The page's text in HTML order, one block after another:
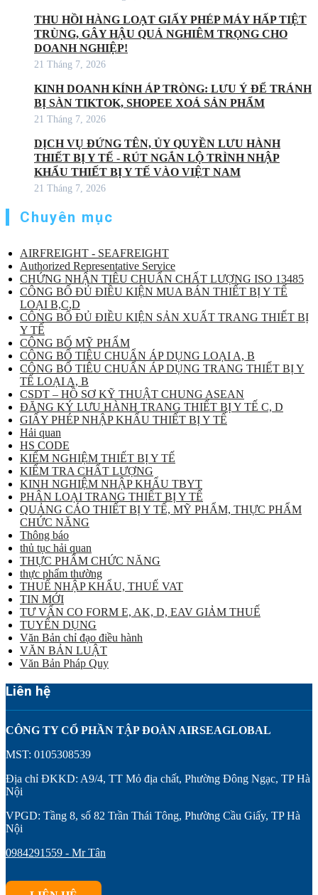
THU HỒI HÀNG LOẠT GIẤY PHÉP MÁY HẤP TIỆT
TRÙNG, GÂY HẬU QUẢ NGHIÊM TRỌNG CHO
DOANH NGHIỆP!
21 Tháng 7, 2026
KINH DOANH KÍNH ÁP TRÒNG: LƯU Ý ĐỂ TRÁNH
BỊ SÀN TIKTOK, SHOPEE XOÁ SẢN PHẨM
21 Tháng 7, 2026
DỊCH VỤ ĐỨNG TÊN, ỦY QUYỀN LƯU HÀNH
THIẾT BỊ Y TẾ - RÚT NGẮN LỘ TRÌNH NHẬP
KHẨU THIẾT BỊ Y TẾ VÀO VIỆT NAM
21 Tháng 7, 2026
Chuyên mục
AIRFREIGHT - SEAFREIGHT
Authorized Representative Service
CHỨNG NHẬN TIÊU CHUẨN CHẤT LƯỢNG ISO 13485
CÔNG BỐ ĐỦ ĐIỀU KIỆN MUA BÁN THIẾT BỊ Y TẾ
LOẠI B,C,D
CÔNG BỐ ĐỦ ĐIỀU KIỆN SẢN XUẤT TRANG THIẾT BỊ
Y TẾ
CÔNG BỐ MỸ PHẨM
CÔNG BỐ TIÊU CHUẨN ÁP DỤNG LOẠI A, B
CÔNG BỐ TIÊU CHUẨN ÁP DỤNG TRANG THIẾT BỊ Y
TẾ LOẠI A, B
CSDT – HỒ SƠ KỸ THUẬT CHUNG ASEAN
ĐĂNG KÝ LƯU HÀNH TRANG THIẾT BỊ Y TẾ C, D
GIẤY PHÉP NHẬP KHẨU THIẾT BỊ Y TẾ
Hải quan
HS CODE
KIỂM NGHIỆM THIẾT BỊ Y TẾ
KIỂM TRA CHẤT LƯỢNG
KINH NGHIỆM NHẬP KHẨU TBYT
PHÂN LOẠI TRANG THIẾT BỊ Y TẾ
QUẢNG CÁO THIẾT BỊ Y TẾ, MỸ PHẨM, THỰC PHẨM
CHỨC NĂNG
Thông báo
thủ tục hải quan
THỰC PHẨM CHỨC NĂNG
thực phẩm thường
THUẾ NHẬP KHẨU, THUẾ VAT
TIN MỚI
TƯ VẤN CO FORM E, AK, D, EAV GIẢM THUẾ
TUYỂN DỤNG
Văn Bản chỉ đạo điều hành
VĂN BẢN LUẬT
Văn Bản Pháp Quy
Liên hệ
CÔNG TY CỔ PHẦN TẬP ĐOÀN AIRSEAGLOBAL
MST: 0105308539
Địa chỉ ĐKKD: A9/4, TT Mỏ địa chất, Phường Đông Ngạc, TP Hà
Nội
VPGD: Tầng 8, số 82 Trần Thái Tông, Phường Cầu Giấy, TP Hà
Nội
0984291559 - Mr Tân